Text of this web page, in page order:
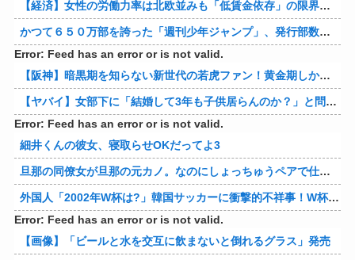
【経済】女性の労働力率は北欧並みも「低賃金依存」の限界 団塊世代の完全引退で、企業が迫られる“最後の選択”
かつて６５０万部を誇った「週刊少年ジャンプ」、発行部数が初の100万部割れ
Error: Feed has an error or is not valid.
【阪神】暗黒期を知らない新世代の若虎ファン！黄金期しか知らない現代のファン事情と驚きのリアル
【ヤバイ】女部下に「結婚して3年も子供居らんのか？」と問い詰めた結果ｗｗｗｗ 他
Error: Feed has an error or is not valid.
細井くんの彼女、寝取らせOKだってよ3
旦那の同僚女が旦那の元カノ。なのにしょっちゅうペアで仕事してて遅くまで残業したり二人で出張に行ったり。なんで「今度の出張は一人で行く」って嘘つくのかな
外国人「2002年W杯は?」韓国サッカーに衝撃的不祥事！W杯予選でレフリーへの性的接待発覚！海外騒然！【海外の反応】
Error: Feed has an error or is not valid.
【画像】「ビールと水を交互に飲まないと倒れるグラス」発売